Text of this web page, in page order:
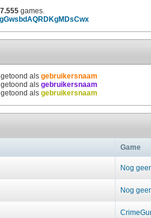
games.
gGwsbdAQRDKgMDsCwx
als gebruikersnaam
als gebruikersnaam
als gebruikersnaam
Game
Nog
Nog